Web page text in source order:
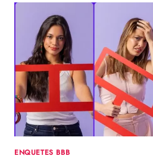
UOL
ATUALIZADA:
PARCIAL
DA
ENQUETE
MOSTRA
COMO
ESTÁ
A
VOTAÇÃO
DO
PAREDÃO
ENQUETES BBB